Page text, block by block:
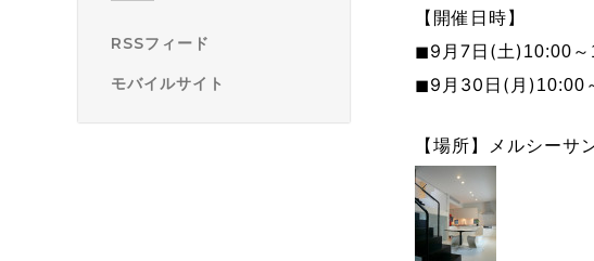
RSSフィード
モバイルサイト
【開催日時】
◼︎9月7日(土) 10:00
◼︎9月30日(月) 10:00
【場所】メルシーサ